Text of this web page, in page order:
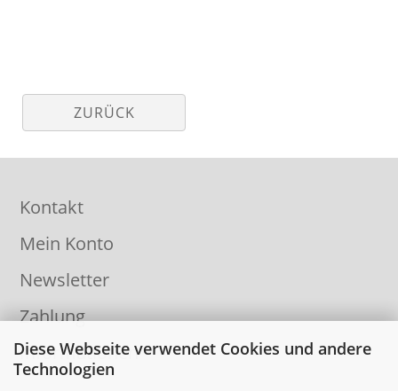
Diese Webseite verwendet Cookies und andere
Technologien
ZURÜCK
Kontakt
Mein Konto
Newsletter
Zahlung
Informationen